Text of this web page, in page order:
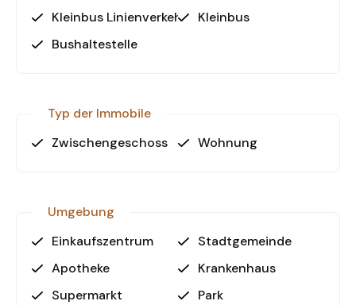
Kleinbus Linienverkehr
Kleinbus
Bushaltestelle
Typ der Immobile
Zwischengeschoss
Wohnung
Umgebung
Einkaufszentrum
Stadtgemeinde
Apotheke
Krankenhaus
Supermarkt
Park